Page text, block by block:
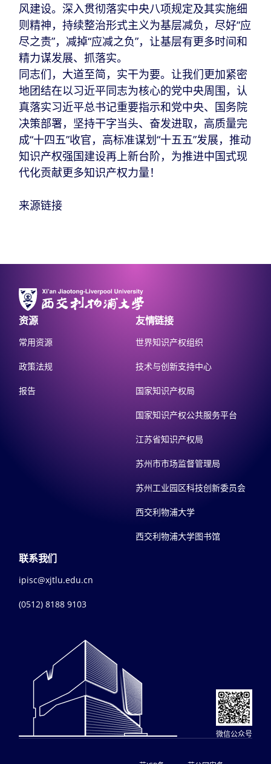
风建设。深入贯彻落实中央八项规定及其实施细
则精神，持续整治形式主义为基层减负，尽好“应
尽之责”，减掉“应减之负”，让基层有更多时间和
精力谋发展、抓落实。
同志们，大道至简，实干为要。让我们更加紧密
地团结在以习近平同志为核心的党中央周围，认
真落实习近平总书记重要指示和党中央、国务院
决策部署，坚持干字当头、奋发进取，高质量完
成“十四五”收官，高标准谋划“十五五”发展，推动
知识产权强国建设再上新台阶，为推进中国式现
代化贡献更多知识产权力量！
来源链接
微信公众号
资源
常用资源
政策法规
报告
友情链接
世界知识产权组织
技术与创新支持中心
国家知识产权局
国家知识产权公共服务平台
江苏省知识产权局
苏州市市场监督管理局
苏州工业园区科技创新委员会
西交利物浦大学
西交利物浦大学图书馆
联系我们
ipisc@xjtlu.edu.cn
(0512) 8188 9103